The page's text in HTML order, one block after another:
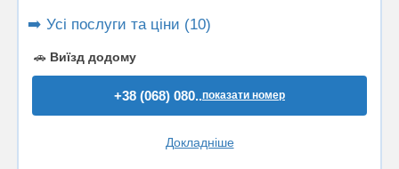
➡️ Усі послуги та ціни (10)
🚗 Виїзд додому
+38 (068) 080..показати номер
Докладніше